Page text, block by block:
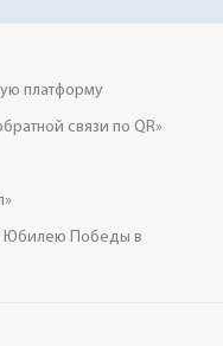
платформу
связи по QR»
Юбилею Победы в